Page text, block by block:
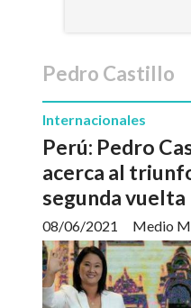
Pedro Castillo
Perú: Pedro
acerca al
segunda vuelta
Medio
Internacionales
08/06/2021